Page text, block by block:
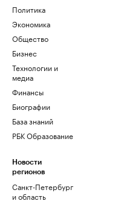
Политика
Экономика
Общество
Бизнес
Технологии и
медиа
Финансы
Биографии
База знаний
РБК Образование
Новости
регионов
Санкт-Петербург
и область